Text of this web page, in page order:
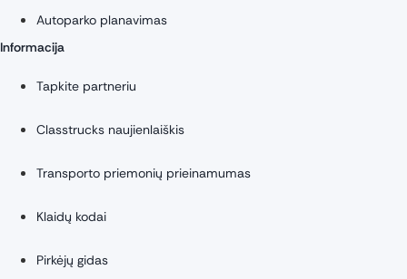
Autoparko planavimas
Informacija
Tapkite partneriu
Classtrucks naujienlaiškis
Transporto priemonių prieinamumas
Klaidų kodai
Pirkėjų gidas